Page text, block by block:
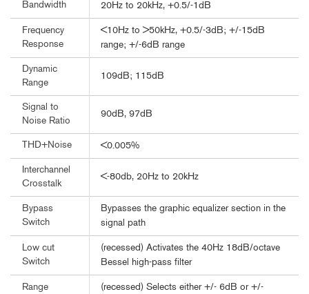
Bandwidth 20Hz to 20kHz, +0.5/-1dB
Frequency
Response
<10Hz to >50kHz, +0.5/-3dB; +/-15dB
range; +/-6dB range
Dynamic
Range
109dB; 115dB
Signal to
Noise Ratio
90dB, 97dB
THD+Noise <0.005%
Interchannel
Crosstalk
<-80db, 20Hz to 20kHz
Bypass
Switch
Bypasses the graphic equalizer section in the
signal path
Low cut
Switch
(recessed) Activates the 40Hz 18dB/octave
Bessel high-pass filter
Range
(recessed) Selects either +/- 6dB or +/-